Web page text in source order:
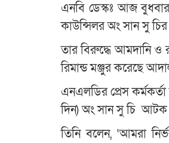
এনবি ডেস্কঃ আজ
কাউন্সিলর অং সান সু
তার বিরুদ্ধে আমদানি ও
রিমান্ড মঞ্জুর করেছে
এনএলডির প্রেস
দিন) অং সান সু চি আটক
তিনি বলেন, ‘আমরা